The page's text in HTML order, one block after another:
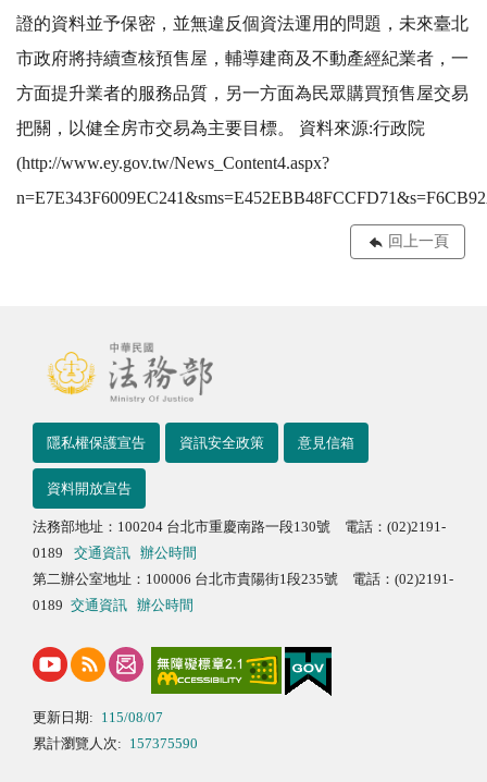
證的資料並予保密，並無違反個資法運用的問題，未來臺北
市政府將持續查核預售屋，輔導建商及不動產經紀業者，一
方面提升業者的服務品質，另一方面為民眾購買預售屋交易
把關，以健全房市交易為主要目標。 資料來源:行政院
(http://www.ey.gov.tw/News_Content4.aspx?
回上一頁
隱私權保護宣告 資訊安全政策 意見信箱
資料開放宣告
法務部地址：100204 台北市重慶南路一段130號 電話：(02)2191-
0189
交通資訊
辦公時間
第二辦公室地址：100006 台北市貴陽街1段235號 電話：(02)2191-
0189 交通資訊 辦公時間
更新日期: 115/08/07
累計瀏覽人次: 157375590